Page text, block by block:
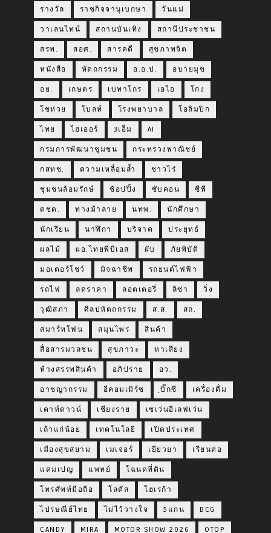
รางวัล ราชกิจจานุเบกษา วันแม่
วาเลนไทน์ สถานบันเทิง สถานีประชาชน
สรพ. สอศ. สารคดี สุขภาพจิต
หนังสือ หัตถกรรม อ.อ.ป. อบายมุข
อย. เกษตร เบทาโกร เอไอ โกง
โชห่วย โบลท์ โรงพยาบาล โอลิมปิก
ไทย ไฮเออร์ 3เอ็ม AI
กรมการพัฒนาชุมชน กระทรวงพาณิชย์
กสทช. ความเหลื่อมล้ำ ชาวไร่
ชุมชนล้อมรักษ์ ช้อปปิ้ง ซับคอน ซีพี
ตชด. ทางม้าลาย นทพ. นักศึกษา
นักเรียน นาฬิกา บริจาค ประยุทธ์
ผลไม้ ผอ.ไทยพีบีเอส ผับ ภัยพิบัติ
มอเตอร์โชว์ มิจฉาชีพ รถยนต์ไฟฟ้า
รถไฟ ลดราคา ลอตเตอรี่ ลิซ่า วิ่ง
วุฒิสภา ศิลปหัตถกรรม ส.ส. สถ.
สมาร์ทโฟน สมุนไพร สินค้า
สื่อสารมวลชน สุขภาวะ หาเสียง
ห้างสรรพสินค้า อภิปราย อว.
อาชญากรรม อีคอมเมิร์ซ ฺบิ๊กซี เครื่องดื่ม
เคาท์ดาวน์ เชียงราย เซเว่นอีเลฟเว่น
เถ้าแก่น้อย เทคโนโลยี เปิดประเทศ
เมืองสุขสยาม เมเจอร์ เยียวยา เรียนต่อ
แคมเปญ แพทย์ โฉนดที่ดิน
โทรศัพท์มือถือ โลตัส โฮเรก้า
ไปรษณีย์ไทย ไม่ไว้วางใจ 5แกน BCG
CANDY MIRA MOTOR SHOW 2026 OTOP